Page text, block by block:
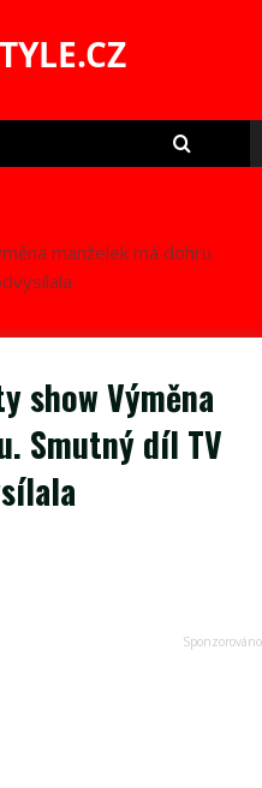
manželek má dohru.
show Výměna
Smutný díl TV